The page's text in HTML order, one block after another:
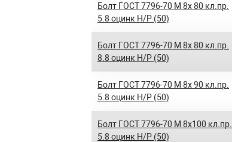
Болт ГОСТ 7796-70 M 8x 80 кл.пр.
5.8 оцинк Н/Р (50)
Болт ГОСТ 7796-70 M 8x 80 кл.пр.
8.8 оцинк Н/Р (50)
Болт ГОСТ 7796-70 M 8x 90 кл.пр.
5.8 оцинк Н/Р (50)
Болт ГОСТ 7796-70 M 8x100 кл.пр.
5.8 оцинк Н/Р (50)